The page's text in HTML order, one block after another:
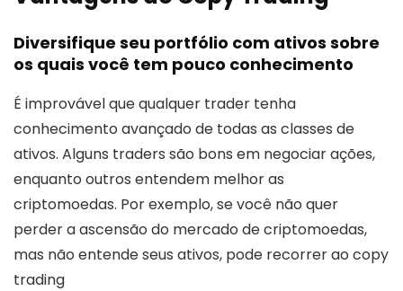
Diversifique seu portfólio com ativos sobre
os quais você tem pouco conhecimento
É improvável que qualquer trader tenha
conhecimento avançado de todas as classes de
ativos. Alguns traders são bons em negociar ações,
enquanto outros entendem melhor as
criptomoedas. Por exemplo, se você não quer
perder a ascensão do mercado de criptomoedas,
mas não entende seus ativos, pode recorrer ao copy
trading